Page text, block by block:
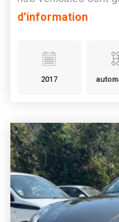
d'information
2017